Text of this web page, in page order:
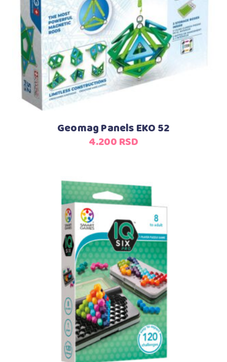
Dodaj u korpu
Geomag Panels EKO 52
4.200RSD
Dodaj u korpu